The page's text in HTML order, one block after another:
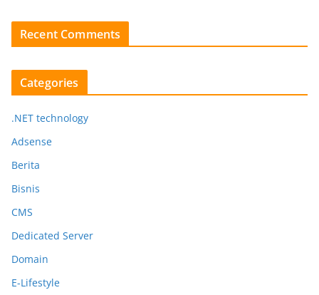
Recent Comments
Categories
.NET technology
Adsense
Berita
Bisnis
CMS
Dedicated Server
Domain
E-Lifestyle